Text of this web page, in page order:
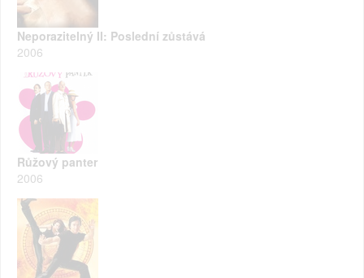
Neporazitelný II: Poslední zůstává
2006
Růžový panter
2006